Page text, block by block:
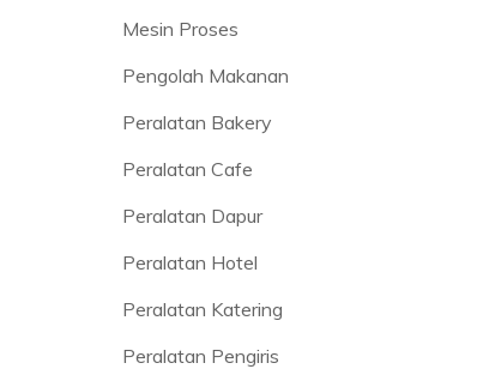
Mesin Proses
Pengolah Makanan
Peralatan Bakery
Peralatan Cafe
Peralatan Dapur
Peralatan Hotel
Peralatan Katering
Peralatan Pengiris